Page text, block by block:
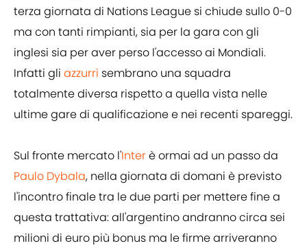
terza giornata di Nations League si chiude sullo 0-0
ma con tanti rimpianti, sia per la gara con gli
inglesi sia per aver perso l'accesso ai Mondiali.
Infatti gli azzurri sembrano una squadra
totalmente diversa rispetto a quella vista nelle
ultime gare di qualificazione e nei recenti spareggi.
Sul fronte mercato l'Interè ormai ad un passo da
Paulo Dybala, nella giornata di domani è previsto
l'incontro finale tra le due parti per mettere fine a
questa trattativa: all'argentino andranno circa sei
milioni di euro più bonus ma le firme arriveranno